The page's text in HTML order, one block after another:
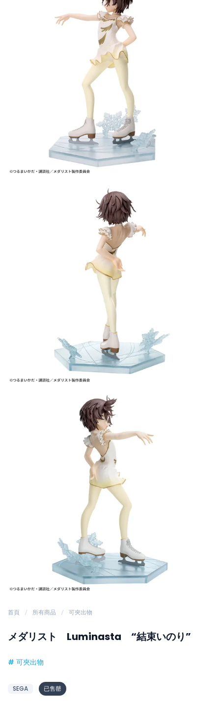
首頁 所有商品 可夾出物
メダリスト Luminasta “結束いのり”
# 可夾出物
SEGA 已售罄